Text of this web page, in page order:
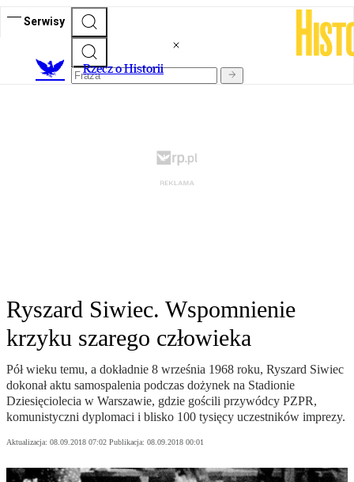
Serwisy
Rzecz o Historii
Ryszard Siwiec. Wspomnienie
krzyku szarego człowieka
Pół wieku temu, a dokładnie 8 września 1968 roku, Ryszard Siwiec
dokonał aktu samospalenia podczas dożynek na Stadionie
Dziesięciolecia w Warszawie, gdzie gościli przywódcy PZPR,
komunistyczni dyplomaci i blisko 100 tysięcy uczestników imprezy.
Aktualizacja: 08.09.2018 07:02 Publikacja: 08.09.2018 00:01